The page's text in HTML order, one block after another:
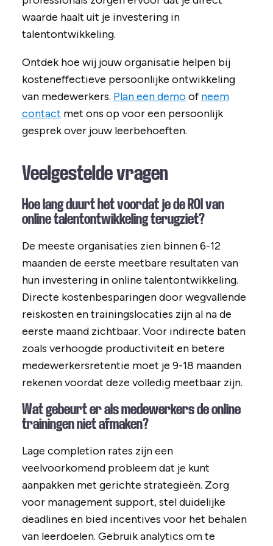
waarde haalt uit je investering in
talentontwikkeling.
Ontdek hoe wij jouw organisatie helpen bij
kosteneffectieve persoonlijke ontwikkeling
van medewerkers. Plan een demoof neem
contact met ons op voor een persoonlijk
gesprek over jouw leerbehoeften.
Veelgestelde vragen
Hoe lang duurt het voordat je de ROI van
online talentontwikkeling terugziet?
De meeste organisaties zien binnen 6-12
maanden de eerste meetbare resultaten van
hun investering in online talentontwikkeling.
Directe kostenbesparingen door wegvallende
reiskosten en trainingslocaties zijn al na de
eerste maand zichtbaar. Voor indirecte baten
zoals verhoogde productiviteit en betere
medewerkersretentie moet je 9-18 maanden
rekenen voordat deze volledig meetbaar zijn.
Wat gebeurt er als medewerkers de online
trainingen niet afmaken?
Lage completion rates zijn een
veelvoorkomend probleem dat je kunt
aanpakken met gerichte strategieën. Zorg
voor management support, stel duidelijke
deadlines en bied incentives voor het behalen
van leerdoelen. Gebruik analytics om te